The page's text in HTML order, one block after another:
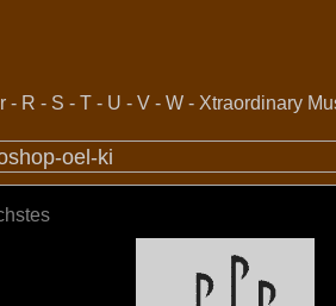
- R - S - T - U - V - W - Xtraordinary
oel-ki